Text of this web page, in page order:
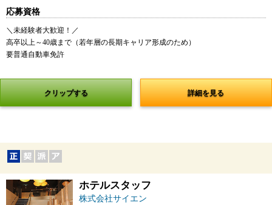
応募資格
＼未経験者大歓迎！／
高卒以上～40歳まで（若年層の長期キャリア形成のため）
要普通自動車免許
クリップする 詳細を見る
ホテルスタッフ
株式会社サイエン